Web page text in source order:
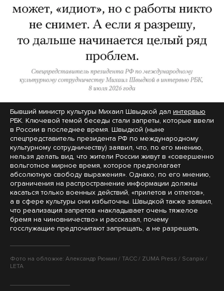
Бывший министр культуры Михаил Швыдкой дал интервью
РБК. Ключевой темой беседы стали запреты, которые ввели
в России в последнее время. Швыдкой (ныне
спецпредставитель президента РФ по международному
культурному сотрудничеству) заявил, что, по его мнению,
нельзя делать вид, что жители России живут в «совершенно
вольготное мирное время, которое предполагает
абсолютную свободу выражения». Однако, по его мнению,
ограничения на распространение информации должны
касаться только военных действий, «прилетов и отлетов»,
а в сфере культуры они избыточны. Швыдкой также заявил,
что реализация запретов «накладывает очень тяжелое
бремя на чиновничество» и рассказал, почему
госслужащие предпочитают запрещать, а не разрешать.
Фото на обложке: Александр Рюмин / ТАСС / ZUMA Press / Scanpix /
LETA